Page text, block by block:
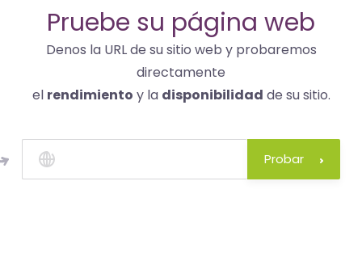
del
sitio
web
los
servicios
de
Pruebe su página web
Denos la URL de su sitio web y probaremos
directamente
el rendimiento y la disponibilidad de su sitio.
Probar